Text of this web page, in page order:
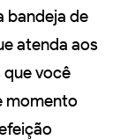
bandeja de
atenda aos
você
momento